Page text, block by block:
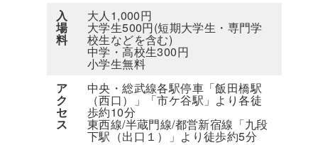
入
場
料
大人1,000円
大学生500円(短期大学生・専門学
校生などを含む)
中学・高校生300円
小学生無料
ア
ク
セ
ス
中央・総武線各駅停車「飯田橋駅
（西口）」「市ケ谷駅」より各徒
歩約10分
東西線/半蔵門線/都営新宿線「九段
下駅（出口１）」より徒歩約5分